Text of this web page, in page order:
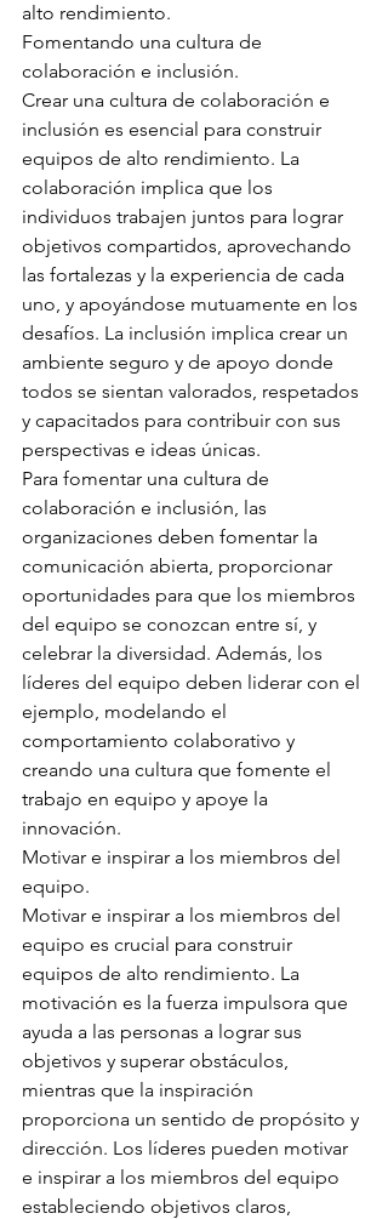
alto rendimiento.
Fomentando una cultura de
colaboración e inclusión.
Crear una cultura de colaboración e
inclusión es esencial para construir
equipos de alto rendimiento. La
colaboración implica que los
individuos trabajen juntos para lograr
objetivos compartidos, aprovechando
las fortalezas y la experiencia de cada
uno, y apoyándose mutuamente en los
desafíos. La inclusión implica crear un
ambiente seguro y de apoyo donde
todos se sientan valorados, respetados
y capacitados para contribuir con sus
perspectivas e ideas únicas.
Para fomentar una cultura de
colaboración e inclusión, las
organizaciones deben fomentar la
comunicación abierta, proporcionar
oportunidades para que los miembros
del equipo se conozcan entre sí, y
celebrar la diversidad. Además, los
líderes del equipo deben liderar con el
ejemplo, modelando el
comportamiento colaborativo y
creando una cultura que fomente el
trabajo en equipo y apoye la
innovación.
Motivar e inspirar a los miembros del
equipo.
Motivar e inspirar a los miembros del
equipo es crucial para construir
equipos de alto rendimiento. La
motivación es la fuerza impulsora que
ayuda a las personas a lograr sus
objetivos y superar obstáculos,
mientras que la inspiración
proporciona un sentido de propósito y
dirección. Los líderes pueden motivar
e inspirar a los miembros del equipo
estableciendo objetivos claros,